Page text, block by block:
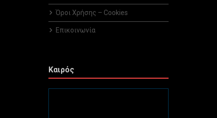
Όροι Χρήσης – Cookies
Επικοινωνία
Καιρός